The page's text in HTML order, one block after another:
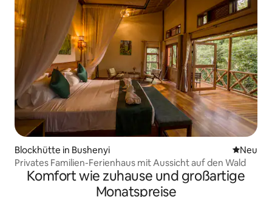
Blockhütte in Bushenyi Neue
Neu
Privates Familien-Ferienhaus mit Aussicht auf den Wald
Komfort wie zuhause und großartige
Monatspreise